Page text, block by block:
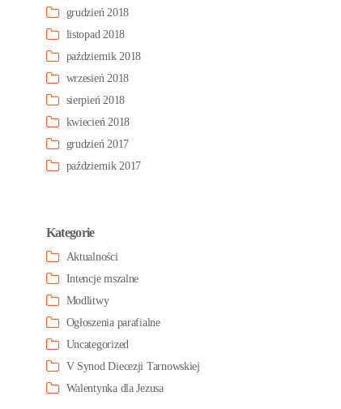
grudzień 2018
listopad 2018
październik 2018
wrzesień 2018
sierpień 2018
kwiecień 2018
grudzień 2017
październik 2017
Kategorie
Aktualności
Intencje mszalne
Modlitwy
Ogłoszenia parafialne
Uncategorized
V Synod Diecezji Tarnowskiej
Walentynka dla Jezusa